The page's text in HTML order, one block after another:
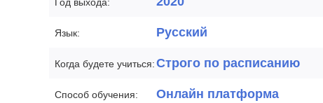
Язык: Русский
Когда будете учиться:Строго по расписанию
Способ обучения: Онлайн платформа